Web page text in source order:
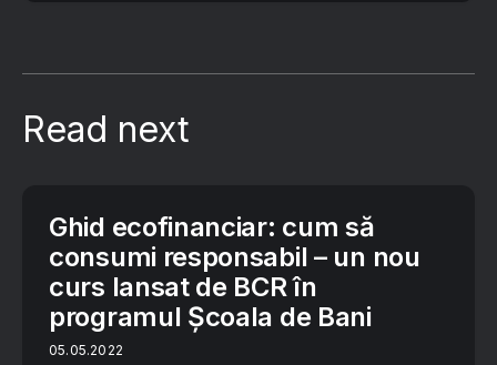
Read next
Ghid ecofinanciar: cum să
consumi responsabil – un nou
curs lansat de BCR în
programul Școala de Bani
05.05.2022